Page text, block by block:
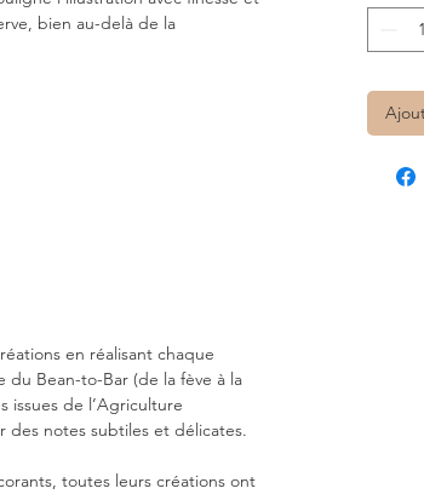
bien au-delà de la
en réalisant chaque
Bean-to-Bar (de la fève à la
issues de l’Agriculture
notes subtiles et délicates.
toutes leurs créations ont